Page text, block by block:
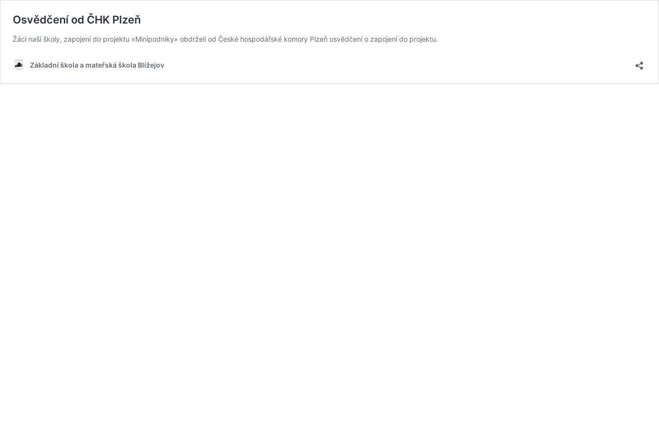
Osvědčení od ČHK Plzeň
Žáci naší školy, zapojení do projektu «Minipodniky» obdrželi od České hospodářské komory Plzeň osvědčení o zapojení do projektu.
Základní škola a mateřská škola Blížejov